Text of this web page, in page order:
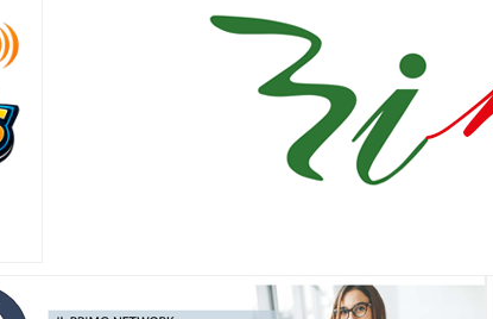
] Nola. Controlli dei carabinieri alle agenzie funebri. Due attività chiuse e tre
] Mercogliano, “ConversAzioni di Pace”: alla Villa Comunale un pomeriggio
] ‘O PRUVERBIO D’ ‘O JUORNO. Sabato 8 agosto 2026 EVIDENZA
]
] SANT’Oggi. Venerdì 29 agosto la chiesa celebra il Martirio di san Giovanni